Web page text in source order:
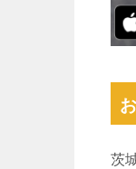
茨